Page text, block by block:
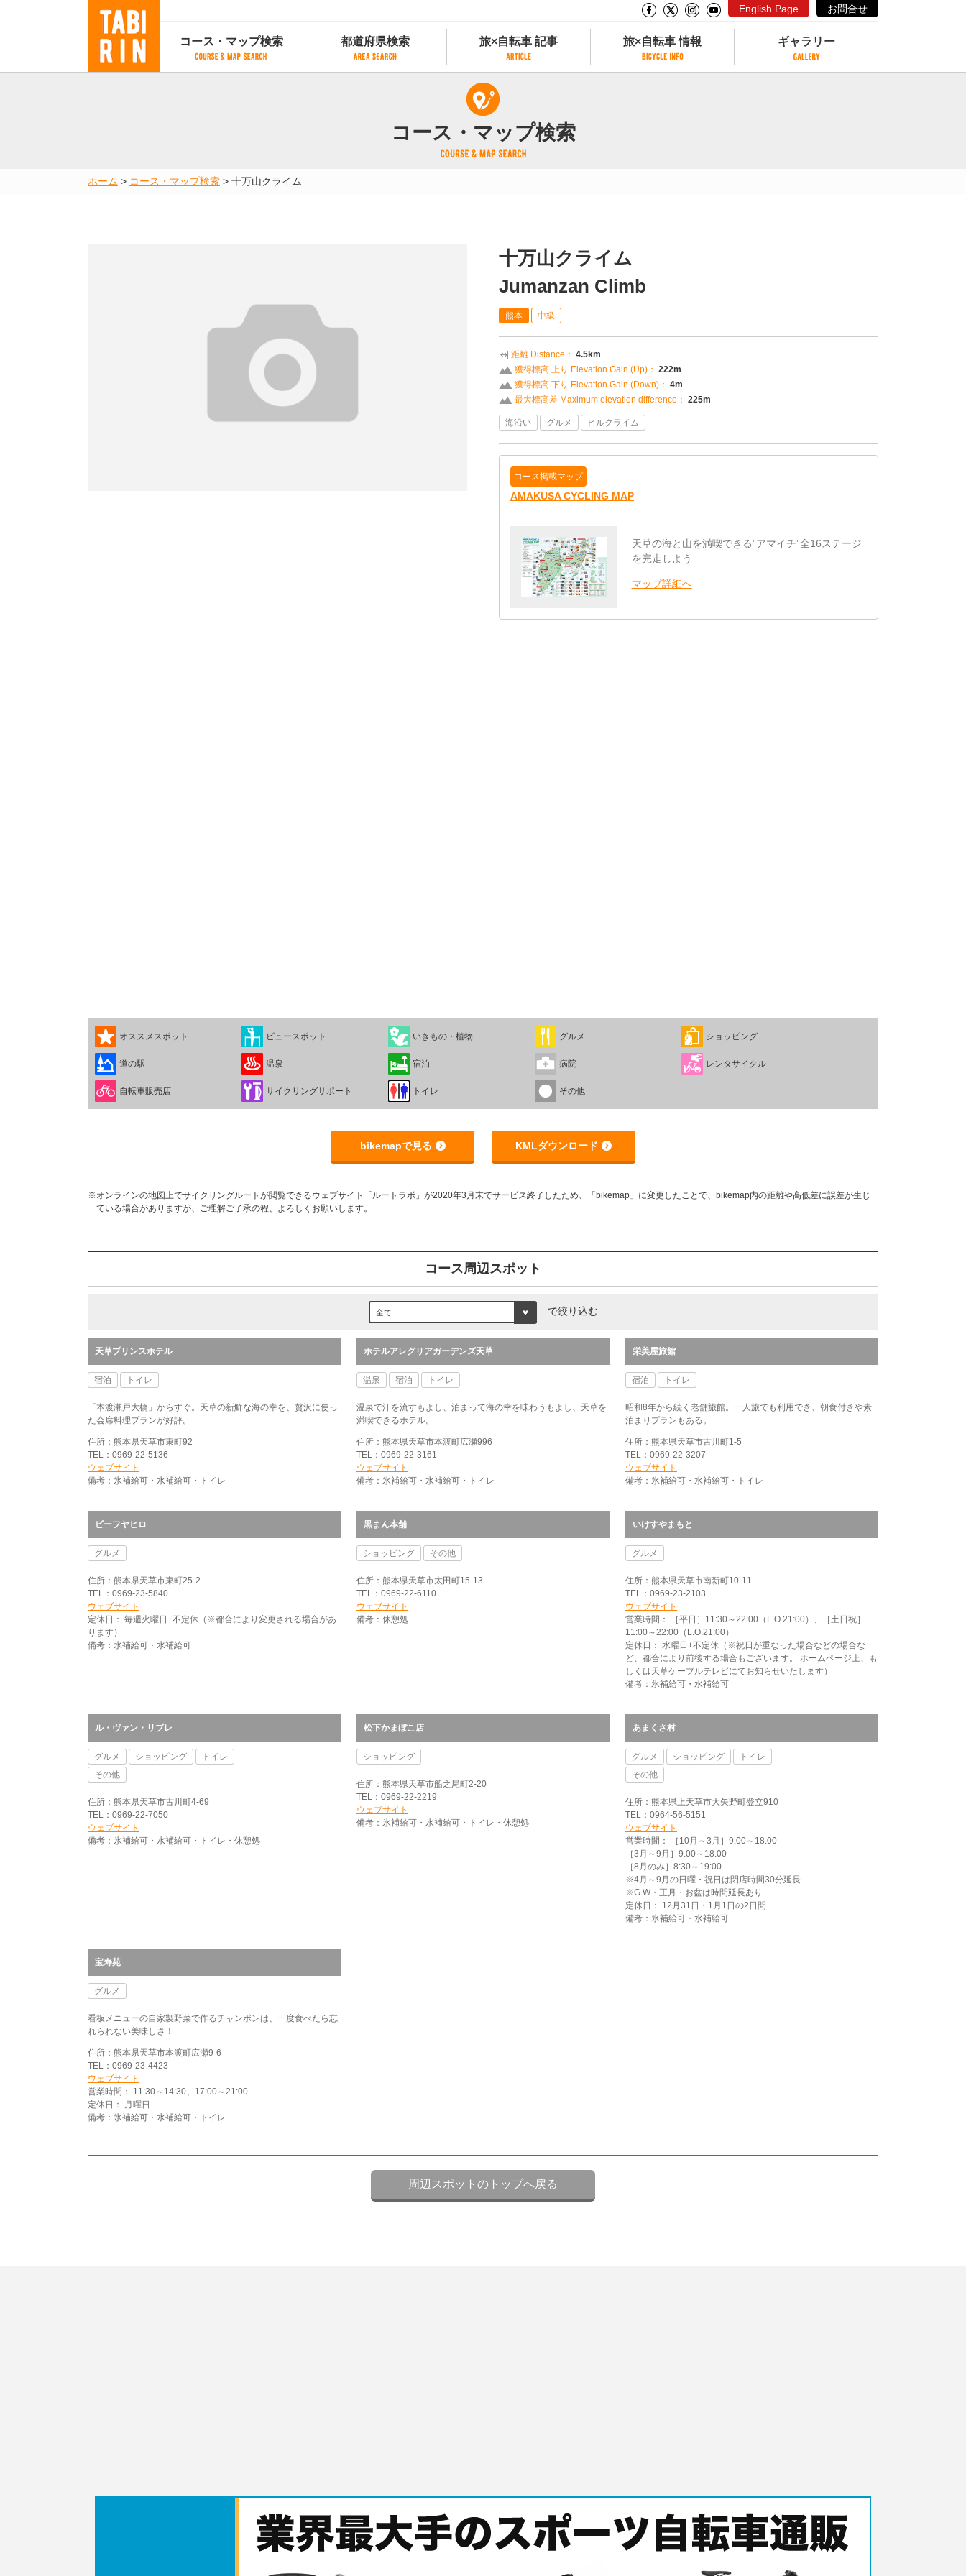
English Page お問合せ
コース・マップ検索
地図から検索
都道府県検索
都道府県別サイクリング情報
旅×自転車 記事
旅×自転車 記事
記事一覧
カテゴリから探す
旅×自転車 情報
サイクリストにやさしい宿
サイクルトレイン
子供用自転車があるレンタサイクル
タンデム自転車があるレンタサイクル
レンタサイクルがある道の駅
ギャラリー
コース・マップ検索
ホーム > コース・マップ検索 > 十万山クライム
十万山クライム
Jumanzan Climb
熊本 中級
距離 Distance： 4.5km
獲得標高 上り Elevation Gain (Up)： 222m
獲得標高 下り Elevation Gain (Down)： 4m
最大標高差 Maximum elevation difference： 225m
海沿い グルメ ヒルクライム
コース掲載マップ
AMAKUSA CYCLING MAP
天草の海と山を満喫できる”アマイチ”全16ステージ
を完走しよう
マップ詳細へ
オススメスポット ビュースポット いきもの・植物 グルメ ショッピング
道の駅 温泉 宿泊 病院 レンタサイクル
自転車販売店 サイクリングサポート トイレ その他
bikemapで見る KMLダウンロード
※オンラインの地図上でサイクリングルートが閲覧できるウェブサイト「ルートラボ」が2020年3月末でサービス終了したため、「bikemap」に変更したことで、bikemap内の距離や高低差に誤差が生じ
ている場合がありますが、ご理解ご了承の程、よろしくお願いします。
コース周辺スポット
で絞り込む
天草プリンスホテル
宿泊 トイレ
「本渡瀬戸大橋」からすぐ。天草の新鮮な海の幸を、贅沢に使っ
た会席料理プランが好評。
住所：熊本県天草市東町92
TEL：0969-22-5136
ウェブサイト
備考：氷補給可・水補給可・トイレ
ホテルアレグリアガーデンズ天草
温泉 宿泊 トイレ
温泉で汗を流すもよし、泊まって海の幸を味わうもよし、天草を
満喫できるホテル。
住所：熊本県天草市本渡町広瀬996
TEL：0969-22-3161
ウェブサイト
備考：氷補給可・水補給可・トイレ
栄美屋旅館
宿泊 トイレ
昭和8年から続く老舗旅館。一人旅でも利用でき、朝食付きや素
泊まりプランもある。
住所：熊本県天草市古川町1-5
TEL：0969-22-3207
ウェブサイト
備考：氷補給可・水補給可・トイレ
ビーフヤヒロ
グルメ
住所：熊本県天草市東町25-2
TEL：0969-23-5840
ウェブサイト
定休日： 毎週火曜日+不定休（※都合により変更される場合があ
ります）
備考：氷補給可・水補給可
黒まん本舗
ショッピング その他
住所：熊本県天草市太田町15-13
TEL：0969-22-6110
ウェブサイト
備考：休憩処
いけすやまもと
グルメ
住所：熊本県天草市南新町10-11
TEL：0969-23-2103
ウェブサイト
営業時間： ［平日］11:30～22:00（L.O.21:00）、［土日祝］
11:00～22:00（L.O.21:00）
定休日： 水曜日+不定休（※祝日が重なった場合などの場合な
ど、都合により前後する場合もございます。 ホームページ上、も
しくは天草ケーブルテレビにてお知らせいたします）
備考：氷補給可・水補給可
ル・ヴァン・リブレ
グルメ ショッピング
トイレ
その他
住所：熊本県天草市古川町4-69
TEL：0969-22-7050
ウェブサイト
備考：氷補給可・水補給可・トイレ・休憩処
松下かまぼこ店
ショッピング
住所：熊本県天草市船之尾町2-20
TEL：0969-22-2219
ウェブサイト
備考：氷補給可・水補給可・トイレ・休憩処
あまくさ村
グルメ ショッピング
トイレ
その他
住所：熊本県上天草市大矢野町登立910
TEL：0964-56-5151
ウェブサイト
営業時間： ［10月～3月］9:00～18:00
［3月～9月］9:00～18:00
［8月のみ］8:30～19:00
※4月～9月の日曜・祝日は閉店時間30分延長
※G.W・正月・お盆は時間延長あり
定休日： 12月31日・1月1日の2日間
備考：氷補給可・水補給可
宝寿苑
グルメ
看板メニューの自家製野菜で作るチャンポンは、一度食べたら忘
れられない美味しさ！
住所：熊本県天草市本渡町広瀬9-6
TEL：0969-23-4423
ウェブサイト
営業時間： 11:30～14:30、17:00～21:00
定休日： 月曜日
備考：氷補給可・水補給可・トイレ
周辺スポットのトップへ戻る